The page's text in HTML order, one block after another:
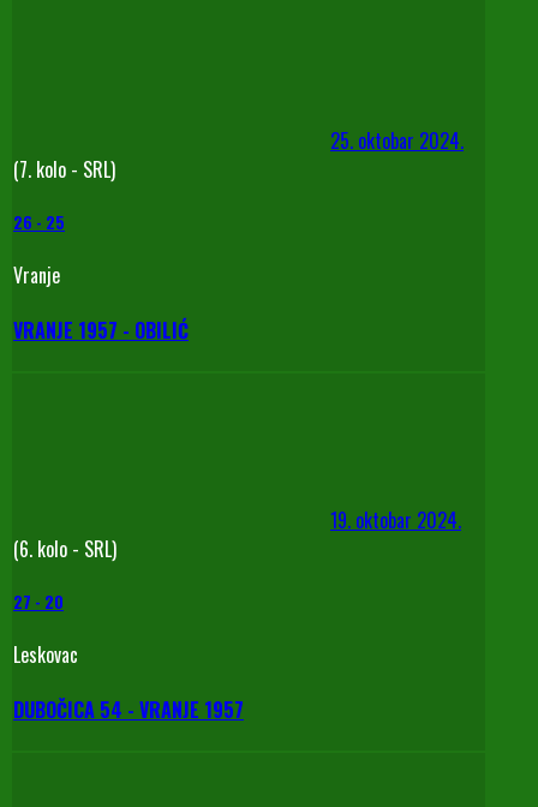
25. oktobar 2024.
(7. kolo - SRL)
26 - 25
Vranje
VRANJE 1957 - OBILIĆ
19. oktobar 2024.
(6. kolo - SRL)
27 - 20
Leskovac
DUBOČICA 54 - VRANJE 1957